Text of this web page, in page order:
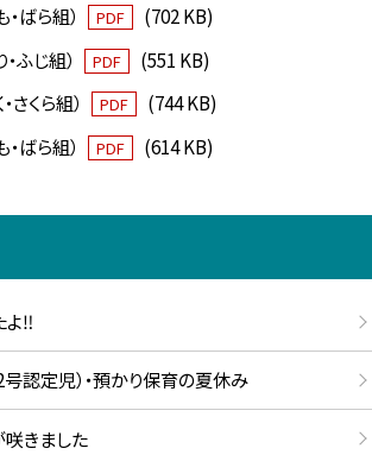
ばら組）
PDF
(702 KB)
ふじ組）
PDF
(551 KB)
さくら組）
PDF
(744 KB)
ばら組）
PDF (614 KB)
よ‼
認定児）・預かり保育の夏休み
きました